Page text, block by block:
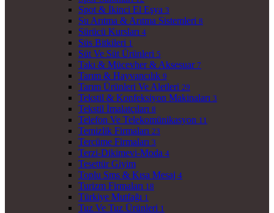
Spot & İkinci El Eşya 3
Su Arıtma & Arıtma Sistemleri 8
Sürücü Kursları 4
Süs Bitkileri 1
Süt Ve Süt Ürünleri 5
Takı & Mücevher & Aksesuar 7
Tarım & Hayvancılık 9
Tarım Ürünleri Ve Aletleri 29
Tekstil & Konfeksiyon Makinaları 3
Tekstil İmalatçıları 8
Telefon Ve Telekomünikasyon 11
Temizlik Firmaları 23
Tercüme Firmaları 3
Terzi-Dikimevi-Moda 4
Tesettür Giyim
Toplu Sms & Kısa Mesaj 4
Turizm Firmaları 18
Türkiye Mutfağı 1
Tuz Ve Tuz Ürünleri 1